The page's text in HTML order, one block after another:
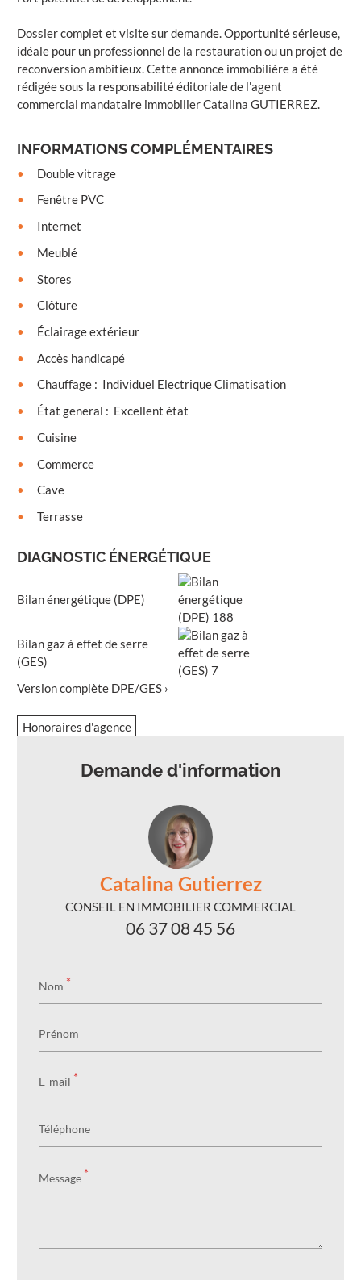
Dossier complet et visite sur demande. Opportunité sérieuse,
idéale pour un professionnel de la restauration ou un projet de
reconversion ambitieux. Cette annonce immobilière a été
rédigée sous la responsabilité éditoriale de l'agent
commercial mandataire immobilier Catalina GUTIERREZ.
INFORMATIONS COMPLÉMENTAIRES
Double vitrage
Fenêtre PVC
Internet
Meublé
Stores
Clôture
Éclairage extérieur
Accès handicapé
Chauffage:
Individuel Electrique Climatisation
État general : Excellent état
Cuisine
Commerce
Cave
Terrasse
DIAGNOSTIC ÉNERGÉTIQUE
Bilan énergétique (DPE)
Bilan gaz à effet de serre
(GES)
Version complète DPE/GES ›
Honoraires d'agence
Demande d'information
Catalina Gutierrez
CONSEIL EN IMMOBILIER COMMERCIAL
06 37 08 45 56
Nom *
Prénom
E-mail *
Téléphone
Message *